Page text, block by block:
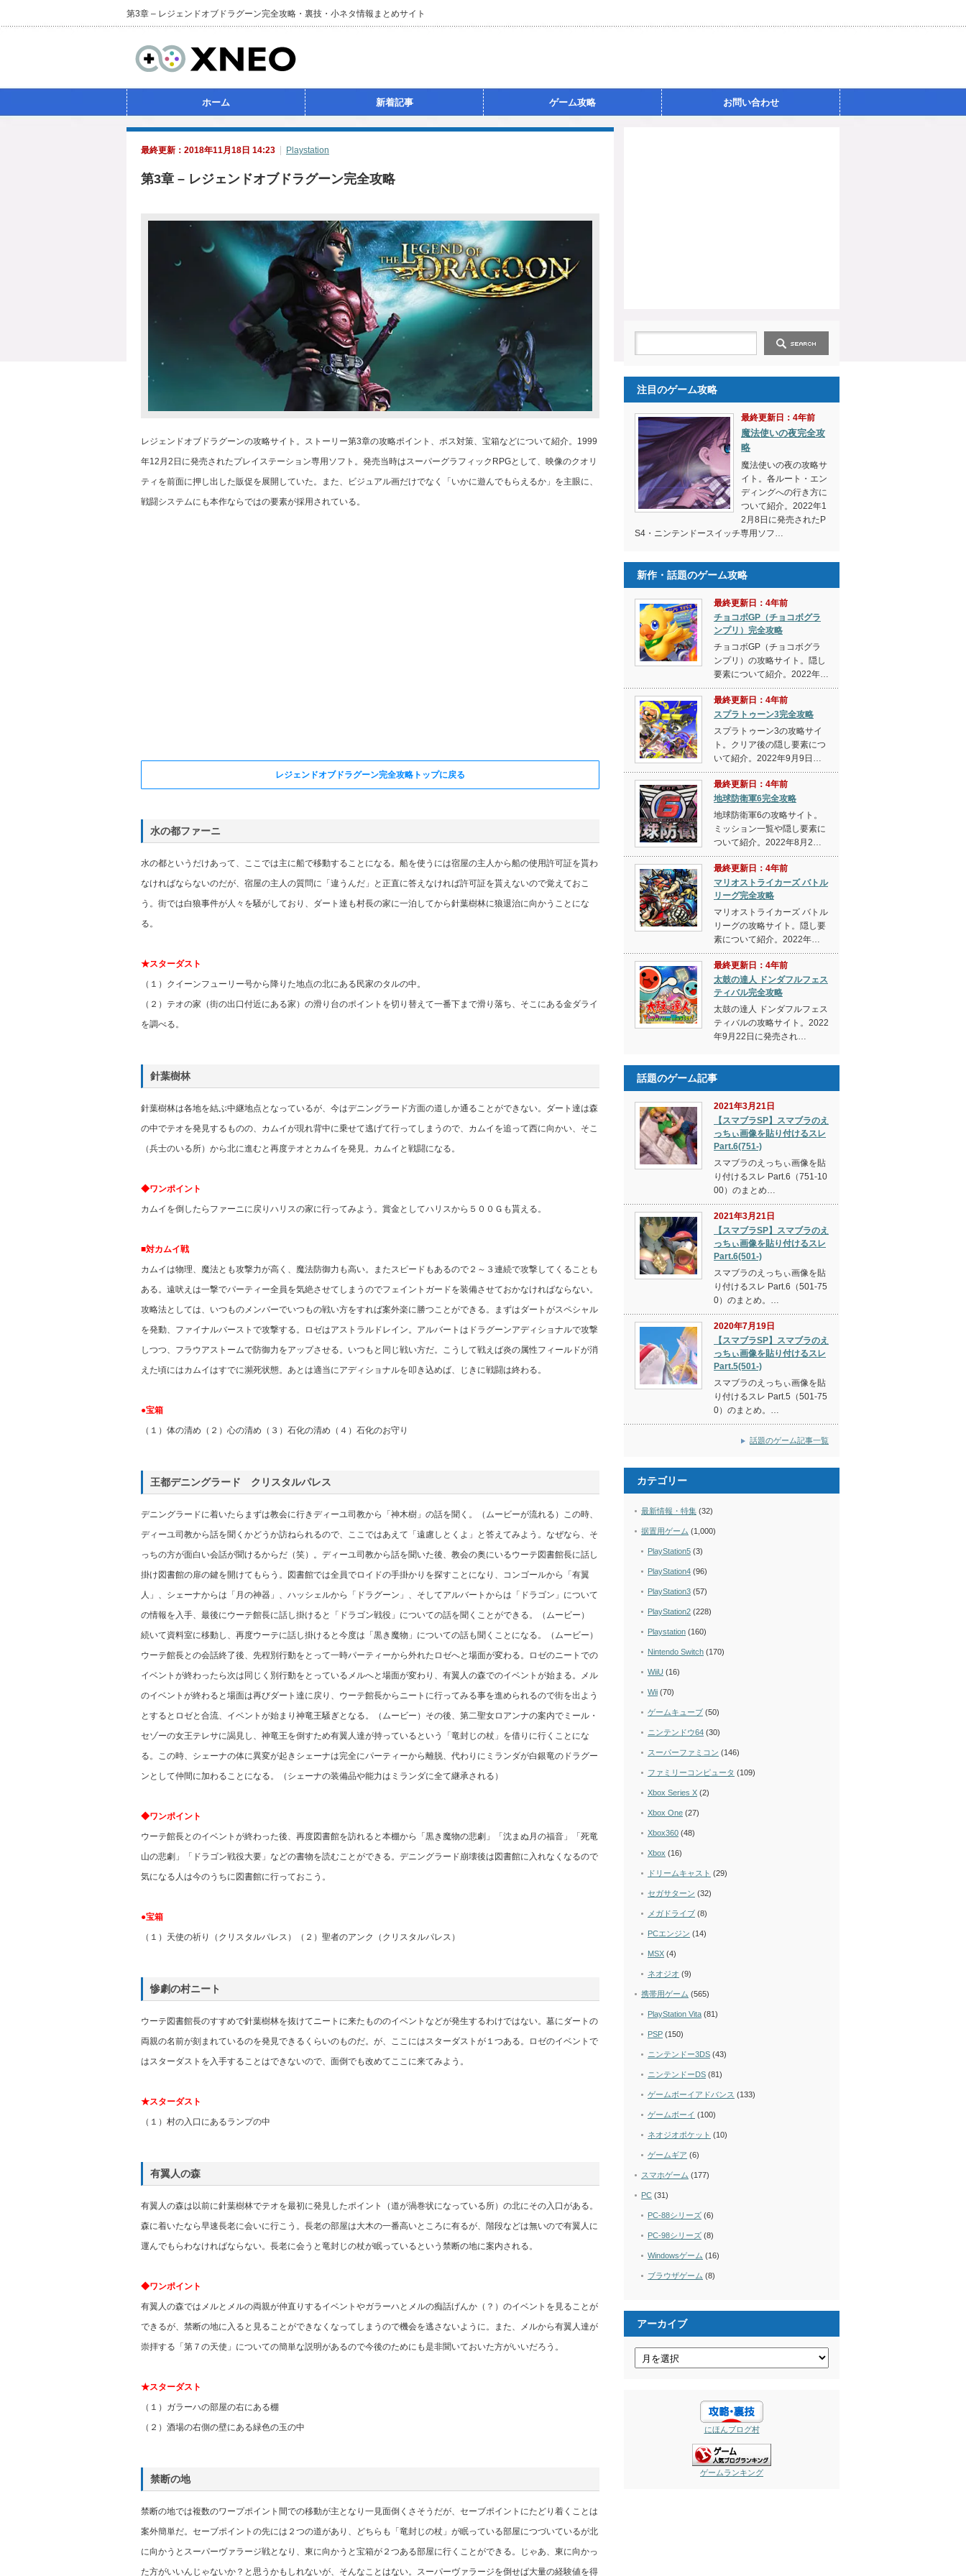
第3章 – レジェンドオブドラグーン完全攻略・裏技・小ネタ情報まとめサイト
ホーム 新着記事 ゲーム攻略 お問い合わせ
最終更新：2018年11月18日 14:23 Playstation
第3章 – レジェンドオブドラグーン完全攻略
レジェンドオブドラグーンの攻略サイト。ストーリー第3章の攻略ポイント、ボス対策、宝箱などについて紹介。1999
年12月2日に発売されたプレイステーション専用ソフト。発売当時はスーパーグラフィックRPGとして、映像のクオリ
ティを前面に押し出した販促を展開していた。また、ビジュアル画だけでなく「いかに遊んでもらえるか」を主眼に、
戦闘システムにも本作ならではの要素が採用されている。
レジェンドオブドラグーン完全攻略トップに戻る
水の都ファーニ
水の都というだけあって、ここでは主に船で移動することになる。船を使うには宿屋の主人から船の使用許可証を貰わ
なければならないのだが、宿屋の主人の質問に「違うんだ」と正直に答えなければ許可証を貰えないので覚えておこ
う。街では白狼事件が人々を騒がしており、ダート達も村長の家に一泊してから針葉樹林に狼退治に向かうことにな
る。
★スターダスト
（１）クイーンフューリー号から降りた地点の北にある民家のタルの中。
（２）テオの家（街の出口付近にある家）の滑り台のポイントを切り替えて一番下まで滑り落ち、そこにある金ダライ
を調べる。
針葉樹林
針葉樹林は各地を結ぶ中継地点となっているが、今はデニングラード方面の道しか通ることができない。ダート達は森
の中でテオを発見するものの、カムイが現れ背中に乗せて逃げて行ってしまうので、カムイを追って西に向かい、そこ
（兵士のいる所）から北に進むと再度テオとカムイを発見。カムイと戦闘になる。
◆ワンポイント
カムイを倒したらファーニに戻りハリスの家に行ってみよう。賞金としてハリスから５００Ｇも貰える。
■対カムイ戦
カムイは物理、魔法とも攻撃力が高く、魔法防御力も高い。またスピードもあるので２～３連続で攻撃してくることも
ある。遠吠えは一撃でパーティー全員を気絶させてしまうのでフェイントガードを装備させておかなければならない。
攻略法としては、いつものメンバーでいつもの戦い方をすれば案外楽に勝つことができる。まずはダートがスペシャル
を発動、ファイナルバーストで攻撃する。ロゼはアストラルドレイン。アルバートはドラグーンアディショナルで攻撃
しつつ、フラウアストームで防御力をアップさせる。いつもと同じ戦い方だ。こうして戦えば炎の属性フィールドが消
えた頃にはカムイはすでに瀕死状態。あとは適当にアディショナルを叩き込めば、じきに戦闘は終わる。
●宝箱
（１）体の清め（２）心の清め（３）石化の清め（４）石化のお守り
王都デニングラード クリスタルパレス
デニングラードに着いたらまずは教会に行きディーユ司教から「神木樹」の話を聞く。（ムービーが流れる）この時、
ディーユ司教から話を聞くかどうか訪ねられるので、ここではあえて「遠慮しとくよ」と答えてみよう。なぜなら、そ
っちの方が面白い会話が聞けるからだ（笑）。ディーユ司教から話を聞いた後、教会の奥にいるウーテ図書館長に話し
掛け図書館の扉の鍵を開けてもらう。図書館では全員でロイドの手掛かりを探すことになり、コンゴールから「有翼
人」、シェーナからは「月の神器」、ハッシェルから「ドラグーン」、そしてアルバートからは「ドラゴン」について
の情報を入手、最後にウーテ館長に話し掛けると「ドラゴン戦役」についての話を聞くことができる。（ムービー）
続いて資料室に移動し、再度ウーテに話し掛けると今度は「黒き魔物」についての話も聞くことになる。（ムービー）
ウーテ館長との会話終了後、先程別行動をとって一時パーティーから外れたロゼへと場面が変わる。ロゼのニートでの
イベントが終わったら次は同じく別行動をとっているメルへと場面が変わり、有翼人の森でのイベントが始まる。メル
のイベントが終わると場面は再びダート達に戻り、ウーテ館長からニートに行ってみる事を進められるので街を出よう
とするとロゼと合流、イベントが始まり神竜王騒ぎとなる。（ムービー）その後、第二聖女ロアンナの案内でミール・
セゾーの女王テレサに謁見し、神竜王を倒すため有翼人達が持っているという「竜封じの杖」を借りに行くことにな
る。この時、シェーナの体に異変が起きシェーナは完全にパーティーから離脱、代わりにミランダが白銀竜のドラグー
ンとして仲間に加わることになる。（シェーナの装備品や能力はミランダに全て継承される）
◆ワンポイント
ウーテ館長とのイベントが終わった後、再度図書館を訪れると本棚から「黒き魔物の悲劇」「沈まぬ月の福音」「死竜
山の悲劇」「ドラゴン戦役大要」などの書物を読むことができる。デニングラード崩壊後は図書館に入れなくなるので
気になる人は今のうちに図書館に行っておこう。
●宝箱
（１）天使の祈り（クリスタルパレス）（２）聖者のアンク（クリスタルパレス）
惨劇の村ニート
ウーテ図書館長のすすめで針葉樹林を抜けてニートに来たもののイベントなどが発生するわけではない。墓にダートの
両親の名前が刻まれているのを発見できるくらいのものだ。が、ここにはスターダストが１つある。ロゼのイベントで
はスターダストを入手することはできないので、面倒でも改めてここに来てみよう。
★スターダスト
（１）村の入口にあるランプの中
有翼人の森
有翼人の森は以前に針葉樹林でテオを最初に発見したポイント（道が渦巻状になっている所）の北にその入口がある。
森に着いたなら早速長老に会いに行こう。長老の部屋は大木の一番高いところに有るが、階段などは無いので有翼人に
運んでもらわなければならない。長老に会うと竜封じの杖が眠っているという禁断の地に案内される。
◆ワンポイント
有翼人の森ではメルとメルの両親が仲直りするイベントやガラーハとメルの痴話げんか（？）のイベントを見ることが
できるが、禁断の地に入ると見ることができなくなってしまうので機会を逃さないように。また、メルから有翼人達が
崇拝する「第７の天使」についての簡単な説明があるので今後のためにも是非聞いておいた方がいいだろう。
★スターダスト
（１）ガラーハの部屋の右にある棚
（２）酒場の右側の壁にある緑色の玉の中
禁断の地
禁断の地では複数のワープポイント間での移動が主となり一見面倒くさそうだが、セーブポイントにたどり着くことは
案外簡単だ。セーブポイントの先には２つの道があり、どちらも「竜封じの杖」が眠っている部屋につづいているが北
に向かうとスーパーヴァラージ戦となり、東に向かうと宝箱が２つある部屋に行くことができる。じゃあ、東に向かっ
た方がいいんじゃないか？と思うかもしれないが、そんなことはない。スーパーヴァラージを倒せば大量の経験値を得
注目のゲーム攻略
最終更新日：4年前
魔法使いの夜完全攻
略
魔法使いの夜の攻略サ
イト。各ルート・エン
ディングへの行き方に
ついて紹介。2022年1
2月8日に発売されたP
S4・ニンテンドースイッチ専用ソフ…
新作・話題のゲーム攻略
最終更新日：4年前
チョコボGP（チョコボグラ
ンプリ）完全攻略
チョコボGP（チョコボグラ
ンプリ）の攻略サイト。隠し
要素について紹介。2022年…
最終更新日：4年前
スプラトゥーン3完全攻略
スプラトゥーン3の攻略サイ
ト。クリア後の隠し要素につ
いて紹介。2022年9月9日…
最終更新日：4年前
地球防衛軍6完全攻略
地球防衛軍6の攻略サイト。
ミッション一覧や隠し要素に
ついて紹介。2022年8月2…
最終更新日：4年前
マリオストライカーズ バトル
リーグ完全攻略
マリオストライカーズ バトル
リーグの攻略サイト。隠し要
素について紹介。2022年…
最終更新日：4年前
太鼓の達人 ドンダフルフェス
ティバル完全攻略
太鼓の達人 ドンダフルフェス
ティバルの攻略サイト。2022
年9月22日に発売され…
話題のゲーム記事
2021年3月21日
【スマブラSP】スマブラのえ
っちぃ画像を貼り付けるスレ
Part.6(751-)
スマブラのえっちぃ画像を貼
り付けるスレ Part.6（751-10
00）のまとめ…
2021年3月21日
【スマブラSP】スマブラのえ
っちぃ画像を貼り付けるスレ
Part.6(501-)
スマブラのえっちぃ画像を貼
り付けるスレ Part.6（501-75
0）のまとめ。…
2020年7月19日
【スマブラSP】スマブラのえ
っちぃ画像を貼り付けるスレ
Part.5(501-)
スマブラのえっちぃ画像を貼
り付けるスレ Part.5（501-75
0）のまとめ。…
話題のゲーム記事一覧
カテゴリー
最新情報・特集 (32)
据置用ゲーム (1,000)
PlayStation5 (3)
PlayStation4 (96)
PlayStation3 (57)
PlayStation2 (228)
Playstation (160)
Nintendo Switch (170)
WiiU (16)
Wii (70)
ゲームキューブ (50)
ニンテンドウ64 (30)
スーパーファミコン (146)
ファミリーコンピュータ (109)
Xbox Series X (2)
Xbox One (27)
Xbox360 (48)
Xbox (16)
ドリームキャスト (29)
セガサターン (32)
メガドライブ (8)
PCエンジン (14)
MSX (4)
ネオジオ (9)
携帯用ゲーム (565)
PlayStation Vita (81)
PSP (150)
ニンテンドー3DS (43)
ニンテンドーDS (81)
ゲームボーイアドバンス (133)
ゲームボーイ (100)
ネオジオポケット (10)
ゲームギア (6)
スマホゲーム (177)
PC (31)
PC-88シリーズ (6)
PC-98シリーズ (8)
Windowsゲーム (16)
ブラウザゲーム (8)
アーカイブ
にほんブログ村
ゲームランキング